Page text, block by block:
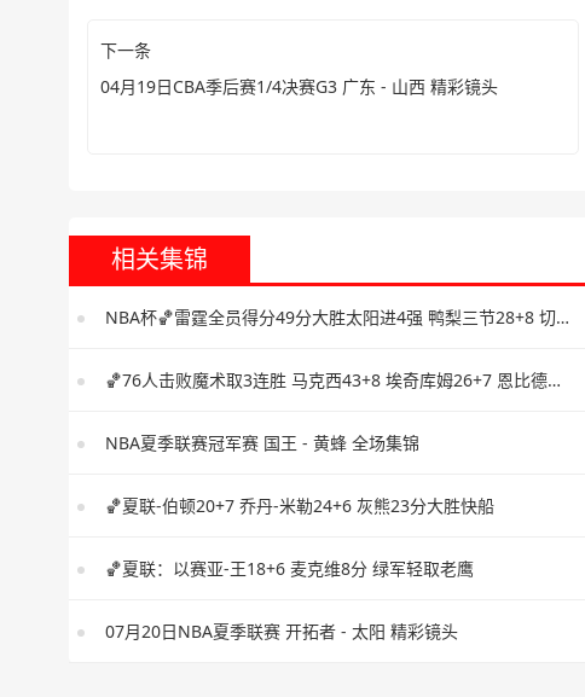
下一条
04月19日CBA季后赛1/4决赛G3 广东 - 山西 精彩镜头
相关集锦
NBA杯🏀雷霆全员得分49分大胜太阳进4强 鸭梨三节28+8 切特24+8
🏀76人击败魔术取3连胜 马克西43+8 埃奇库姆26+7 恩比德休战
NBA夏季联赛冠军赛 国王 - 黄蜂 全场集锦
🏀夏联-伯顿20+7 乔丹-米勒24+6 灰熊23分大胜快船
🏀夏联：以赛亚-王18+6 麦克维8分 绿军轻取老鹰
07月20日NBA夏季联赛 开拓者 - 太阳 精彩镜头